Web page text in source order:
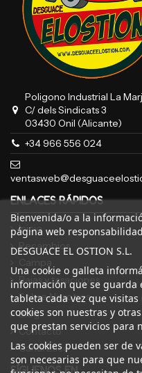
Poligono Industrial La
C/ dels Sindicats 3
03430 Onil (Alicante)
+34 966 556 024
ENLACES RÁPIDOS
Inicio
Recambios
Bajas y tasaciones
Sobre Nosotros
Blog
Contacto
Canal Ético
Bienvenida/o a la
página web
DESGUACE EL OSTION S.L.
Una cookie o galleta
información que se guarda
tableta cada vez que
cookies son nuestras y
que prestan servicios para
Las cookies pueden ser de
son necesarias para que